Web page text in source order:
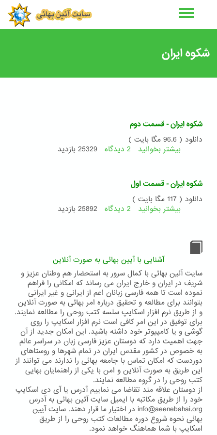
شکوه ایران
شکوه ایران - قسمت دوم
دانلود ( 96.6 مگا بایت )
بیشتر بخوانید درباره
-
قسمت
دوم
2 دیدگاه 25329 بازدید
شکوه ایران - قسمت اول
دانلود ( 117 مگا بایت )
بیشتر بخوانید درباره
اول
2 دیدگاه 25892 بازدید
آشنایی با آیین بهائی به صورت آنلاین
سایت آئین بهائی با کمال سرور به استحضار هم وطنان عزیز و
شریف در ایران و خارج ایران می رساند که امکانی را فراهم
نموده است تا همه فارسی زبانان اعم از ایرانی و غیر ایرانی
بتوانند برای مطالعه و تحقیق درباره امر بهائی به صورت آنلاین
و از طریق نرم افزار اسکایپ سلسه کتب روحی را مطالعه نمایند.
برای توفیق در این امر کافی است نرم افزار اسکایپ را روی
گوشی و یا کامپیوتر خود داشته باشید. این امکان جدید از آن
جهت اهمیت دارد که دوستان عزیز فارسی زبان در سراسر عالم
به خصوص در کشور مقدس ایران در تمام شهرها و روستاهای
دوردست که امکان تماس با جامعه بهائی را ندارند می توانند از
این طریق به صورت آنلاین و امن با یکی از راهنمایان بهایی
کتب روحی را در گروه مطالعه نمایند.
از دوستان علاقه مند تقاضا می نماییم آدرس یا آی دی اسکایپ
خود را از طریق مکاتبه با ایمیل سایت آئین بهائی به آدرس
info@aeenebahai.org در اختیار ما قرار دهند. سایت آیین
بهائی نحوه شروع دوره مطالعات کتب روحی را از طریق
اسکایپ با شما هماهنگ خواهد نمود.